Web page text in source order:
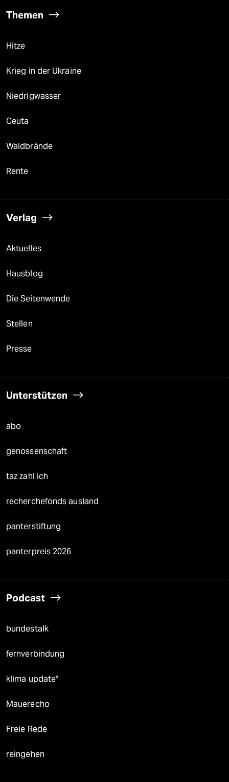
Themen
Hitze
Krieg in der Ukraine
Niedrigwasser
Ceuta
Waldbrände
Rente
Verlag
Aktuelles
Hausblog
Die Seitenwende
Stellen
Presse
Unterstützen
abo
genossenschaft
taz zahl ich
recherchefonds ausland
panterstiftung
panterpreis 2026
Podcast
bundestalk
fernverbindung
klima update°
Mauerecho
Freie Rede
reingehen